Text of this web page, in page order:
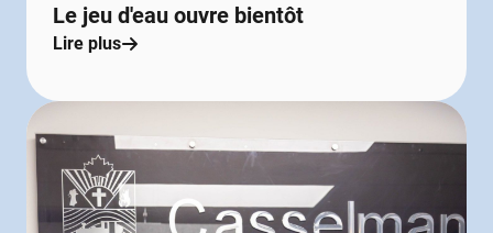
Le jeu d'eau ouvre bientôt
Lire plus